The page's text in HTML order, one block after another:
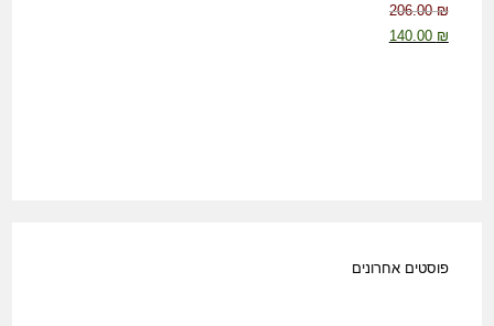
206.00₪
140.00 ₪
פוסטים אחרונים